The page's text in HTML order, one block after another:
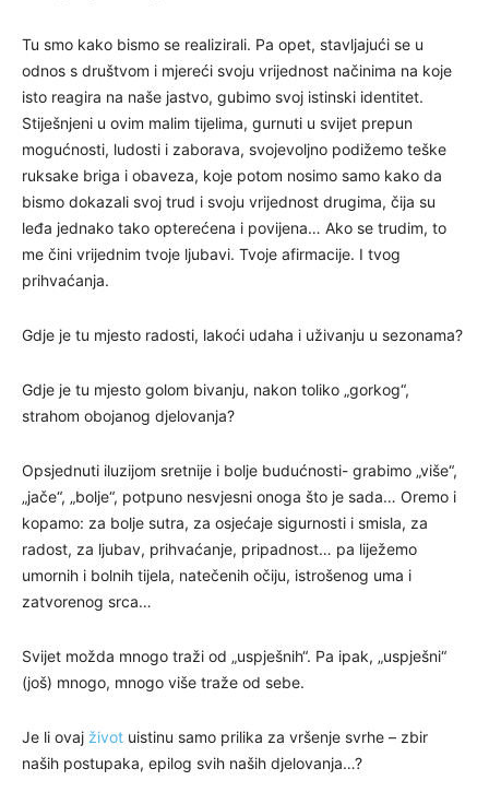
Tu smo kako bismo se realizirali. Pa opet, stavljajući se u
odnos s društvom i mjereći svoju vrijednost načinima na koje
isto reagira na naše jastvo, gubimo svoj istinski identitet.
Stiješnjeni u ovim malim tijelima, gurnuti u svijet prepun
mogućnosti, ludosti i zaborava, svojevoljno podižemo teške
ruksake briga i obaveza, koje potom nosimo samo kako da
bismo dokazali svoj trud i svoju vrijednost drugima, čija su
leđa jednako tako opterećena i povijena… Ako se trudim, to
me čini vrijednim tvoje ljubavi. Tvoje afirmacije. I tvog
prihvaćanja.
Gdje je tu mjesto radosti, lakoći udaha i uživanju u sezonama?
Gdje je tu mjesto golom bivanju, nakon toliko „gorkog“,
strahom obojanog djelovanja?
Opsjednuti iluzijom sretnije i bolje budućnosti- grabimo „više“,
„jače“, „bolje“, potpuno nesvjesni onoga što je sada… Oremo i
kopamo: za bolje sutra, za osjećaje sigurnosti i smisla, za
radost, za ljubav, prihvaćanje, pripadnost… pa liježemo
umornih i bolnih tijela, natečenih očiju, istrošenog uma i
zatvorenog srca…
Svijet možda mnogo traži od „uspješnih“. Pa ipak, „uspješni“
(još) mnogo, mnogo više traže od sebe.
Je li ovaj život uistinu samo prilika za vršenje svrhe – zbir
naših postupaka, epilog svih naših djelovanja…?